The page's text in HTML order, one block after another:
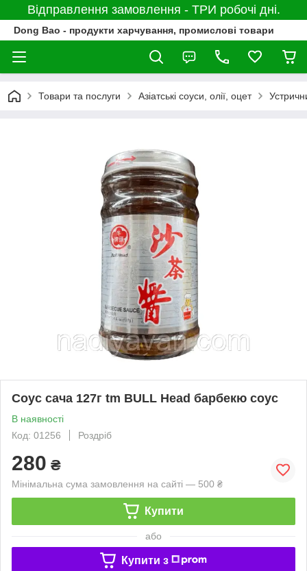
Відправлення замовлення - ТРИ робочі дні.
Dong Bao - продукти харчування, промислові товари
Товари та послуги Азіатські соуси, олії, оцет
Соус сача 127г tm BULL Head барбекю соус
В наявності
Код: 01256
Роздріб
280 ₴
Мінімальна сума замовлення на сайті — 500 ₴
Купити
або
Купити з